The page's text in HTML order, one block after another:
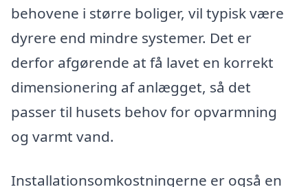
behovene i større boliger, vil typisk være
dyrere end mindre systemer. Det er
derfor afgørende at få lavet en korrekt
dimensionering af anlægget, så det
passer til husets behov for opvarmning
og varmt vand.
Installationsomkostningerne er også en